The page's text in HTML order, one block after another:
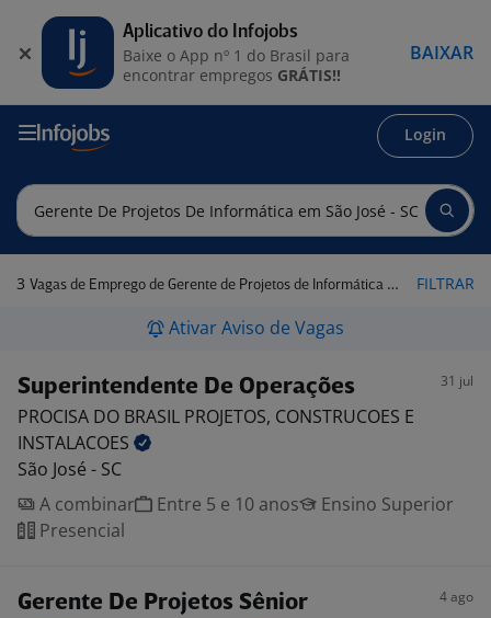
Login
3 Vagas de Emprego de Gerente de Projetos de Informática em São José - SC FILTRAR
Ativar Aviso de Vagas
Superintendente De Operações 31 jul
PROCISA DO BRASIL PROJETOS, CONSTRUCOES E
INSTALACOES
São José - SC
A combinar
Entre 5 e 10 anos
Ensino Superior
Presencial
Gerente De Projetos Sênior 4 ago
Aplicativo do Infojobs
Baixe o App nº 1 do Brasil para
encontrar empregos GRÁTIS!!
BAIXAR